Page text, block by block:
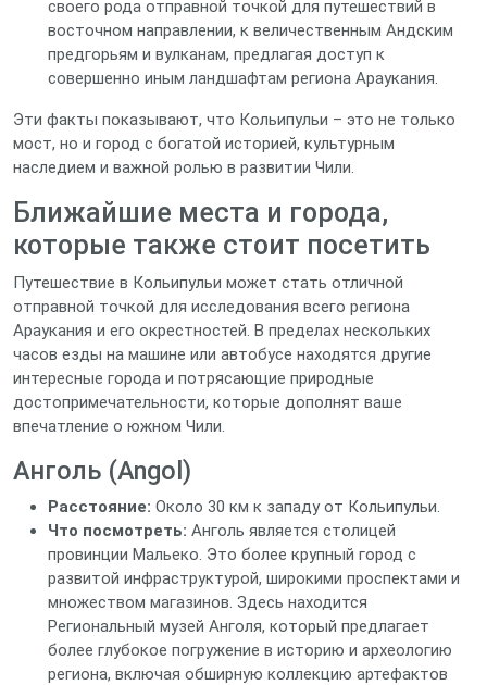
своего рода отправной точкой для путешествий в
восточном направлении, к величественным Андским
предгорьям и вулканам, предлагая доступ к
совершенно иным ландшафтам региона Араукания.
Эти факты показывают, что Кольипульи – это не только
мост, но и город с богатой историей, культурным
наследием и важной ролью в развитии Чили.
Ближайшие места и города,
которые также стоит посетить
Путешествие в Кольипульи может стать отличной
отправной точкой для исследования всего региона
Араукания и его окрестностей. В пределах нескольких
часов езды на машине или автобусе находятся другие
интересные города и потрясающие природные
достопримечательности, которые дополнят ваше
впечатление о южном Чили.
Анголь (Angol)
Расстояние: Около 30 км к западу от Кольипульи.
Что посмотреть: Анголь является столицей
провинции Мальеко. Это более крупный город с
развитой инфраструктурой, широкими проспектами и
множеством магазинов. Здесь находится
Региональный музей Анголя, который предлагает
более глубокое погружение в историю и археологию
региона, включая обширную коллекцию артефактов